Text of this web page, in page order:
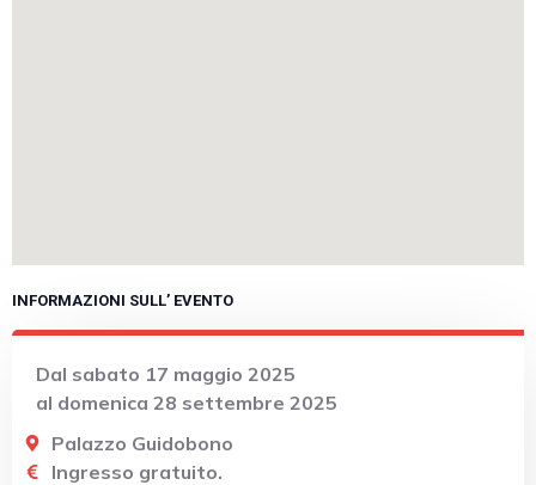
INFORMAZIONI SULL’ EVENTO
Dal sabato 17 maggio 2025
al domenica 28 settembre 2025
Palazzo Guidobono
Ingresso gratuito.